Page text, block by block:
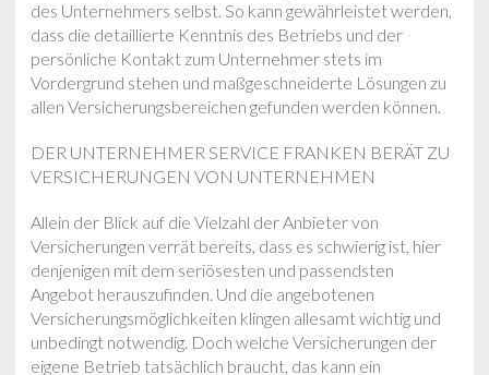
des Unternehmers selbst. So kann gewährleistet werden,
dass die detaillierte Kenntnis des Betriebs und der
persönliche Kontakt zum Unternehmer stets im
Vordergrund stehen und maßgeschneiderte Lösungen zu
allen Versicherungsbereichen gefunden werden können.
DER UNTERNEHMER SERVICE FRANKEN BERÄT ZU
VERSICHERUNGEN VON UNTERNEHMEN
Allein der Blick auf die Vielzahl der Anbieter von
Versicherungen verrät bereits, dass es schwierig ist, hier
denjenigen mit dem seriösesten und passendsten
Angebot herauszufinden. Und die angebotenen
Versicherungsmöglichkeiten klingen allesamt wichtig und
unbedingt notwendig. Doch welche Versicherungen der
eigene Betrieb tatsächlich braucht, das kann ein